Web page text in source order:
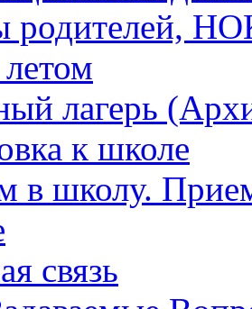
родителей,
лагерь
к школе
в школу.
связь